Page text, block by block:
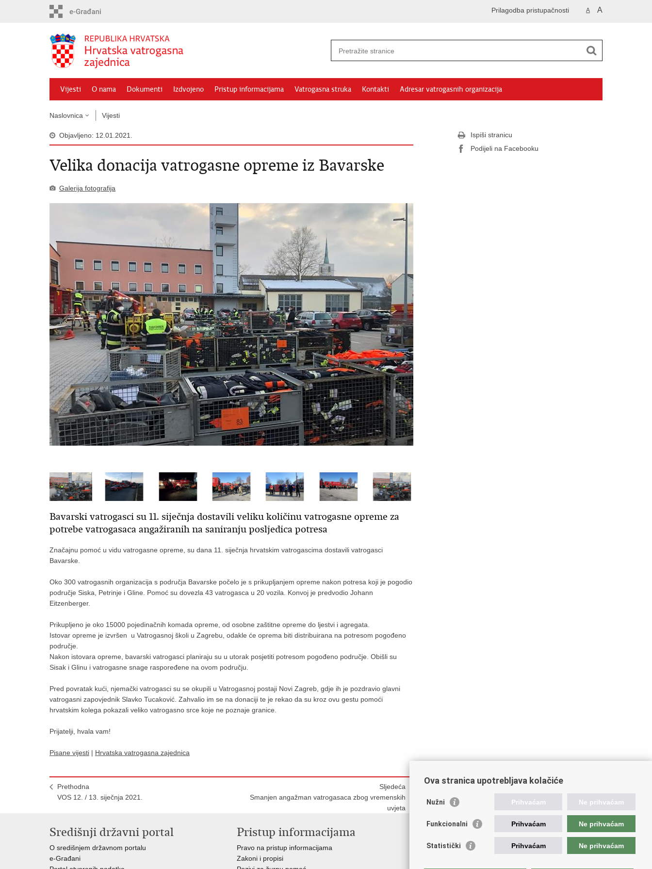
A A
Prilagodba pristupačnosti
Vijesti O nama Dokumenti Izdvojeno Pristup informacijama Vatrogasna struka Kontakti Adresar vatrogasnih organizacija
Naslovnica Vijesti
Objavljeno: 12.01.2021.
Velika donacija vatrogasne opreme iz Bavarske
Galerija fotografija
Bavarski vatrogasci su 11. siječnja dostavili veliku količinu vatrogasne opreme za
potrebe vatrogasaca angažiranih na saniranju posljedica potresa
Značajnu pomoć u vidu vatrogasne opreme, su dana 11. siječnja hrvatskim vatrogascima dostavili vatrogasci
Bavarske.
Oko 300 vatrogasnih organizacija s područja Bavarske počelo je s prikupljanjem opreme nakon potresa koji je pogodio
područje Siska, Petrinje i Gline. Pomoć su dovezla 43 vatrogasca u 20 vozila. Konvoj je predvodio Johann
Eitzenberger.
Prikupljeno je oko 15000 pojedinačnih komada opreme, od osobne zaštitne opreme do ljestvi i agregata.
Istovar opreme je izvršen u Vatrogasnoj školi u Zagrebu, odakle će oprema biti distribuirana na potresom pogođeno
područje.
Nakon istovara opreme, bavarski vatrogasci planiraju su u utorak posjetiti potresom pogođeno područje. Obišli su
Sisak i Glinu i vatrogasne snage raspoređene na ovom području.
Pred povratak kući, njemački vatrogasci su se okupili u Vatrogasnoj postaji Novi Zagreb, gdje ih je pozdravio glavni
vatrogasni zapovjednik Slavko Tucaković. Zahvalio im se na donaciji te je rekao da su kroz ovu gestu pomoći
hrvatskim kolega pokazali veliko vatrogasno srce koje ne poznaje granice.
Prijatelji, hvala vam!
Pisane vijesti | Hrvatska vatrogasna zajednica
Prethodna
VOS 12. / 13. siječnja 2021.
Sljedeća
Smanjen angažman vatrogasaca zbog vremenskih
uvjeta
Ispiši stranicu
Podijeli na Facebooku
Središnji državni portal
O središnjem državnom portalu
e-Građani
Pristup informacijama
Pravo na pristup informacijama
Zakoni i propisi
Važne poveznice
Vlada RH
Ova stranica upotrebljava kolačiće
Nužni Prihvaćam Ne prihvaćam
Funkcionalni Prihvaćam Ne prihvaćam
Statistički Prihvaćam Ne prihvaćam